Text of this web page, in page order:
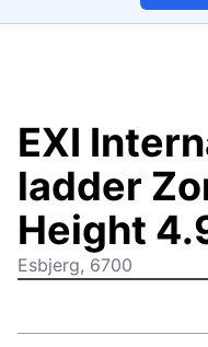
EXI
ladder
Height
Esbjerg, 6700